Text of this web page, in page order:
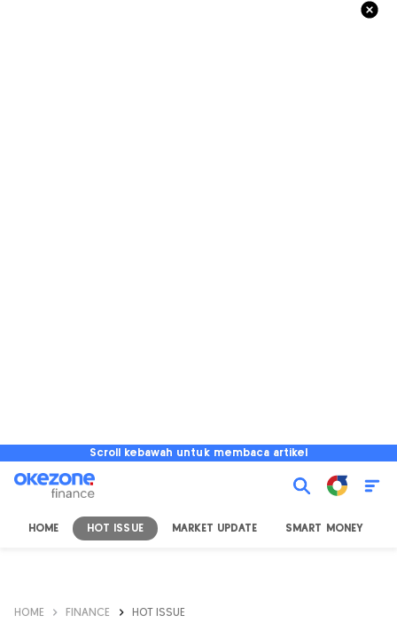
Scroll kebawah untuk membaca artikel
HOME HOT ISSUE MARKET UPDATE SMART MONEY
HOME FINANCE HOT ISSUE